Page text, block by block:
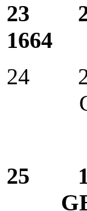
23
1664
24 20
25 18